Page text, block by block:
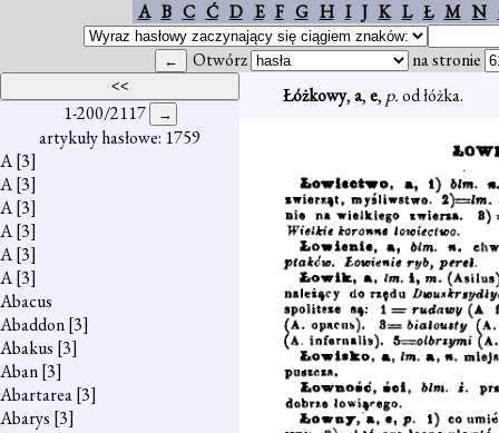
A B C Ć D E F G H I J K L Ł M N
Otwórz na stronie
1-200/2117
artykuły hasłowe: 1759
A[3]
A[3]
A[3]
A[3]
A[3]
A[3]
Abacus
Abaddon[3]
Abakus [3]
Aban[3]
Abartarea[3]
Abarys [3]
Łóżkowy,a,e, p.od łóżka.